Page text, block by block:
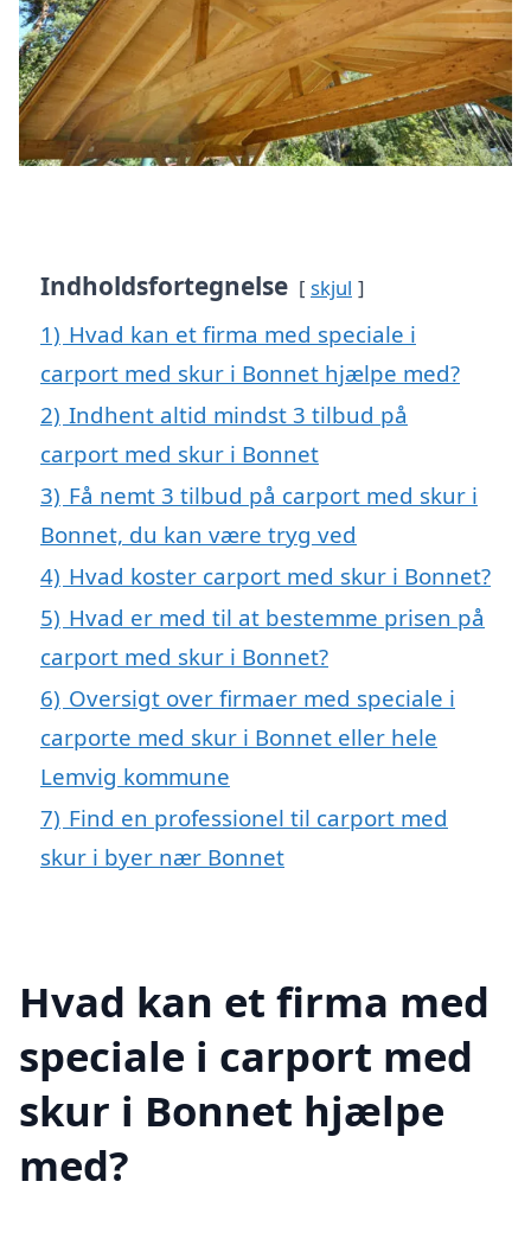
Indholdsfortegnelse skjul
1) Hvad kan et firma med speciale i
carport med skur i Bonnet hjælpe med?
2) Indhent altid mindst 3 tilbud på
carport med skur i Bonnet
3) Få nemt 3 tilbud på carport med skur i
Bonnet, du kan være tryg ved
4) Hvad koster carport med skur i Bonnet?
5) Hvad er med til at bestemme prisen på
carport med skur i Bonnet?
6) Oversigt over firmaer med speciale i
carporte med skur i Bonnet eller hele
Lemvig kommune
7) Find en professionel til carport med
skur i byer nær Bonnet
Hvad kan et firma med
speciale i carport med
skur i Bonnet hjælpe
med?